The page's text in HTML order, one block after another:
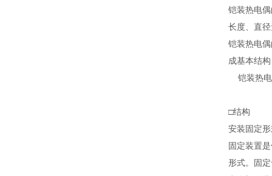
铠装热电
长度、直
铠装热电
成基本结
铠装热电
□结构
安装固定
固定装置
形式。固